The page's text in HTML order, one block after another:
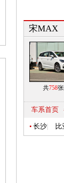
宋MAX
共758
车系首页
长沙